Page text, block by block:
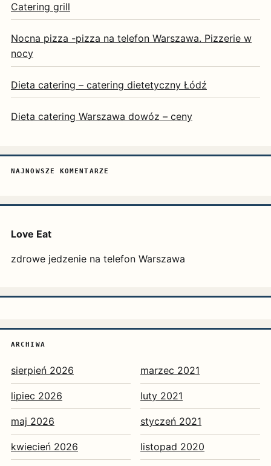
Catering grill
Nocna pizza -pizza na telefon Warszawa. Pizzerie w
nocy
Dieta catering – catering dietetyczny Łódź
Dieta catering Warszawa dowóz – ceny
NAJNOWSZE KOMENTARZE
Love Eat
zdrowe jedzenie na telefon Warszawa
ARCHIWA
sierpień 2026
lipiec 2026
maj 2026
kwiecień 2026
marzec 2021
luty 2021
styczeń 2021
listopad 2020